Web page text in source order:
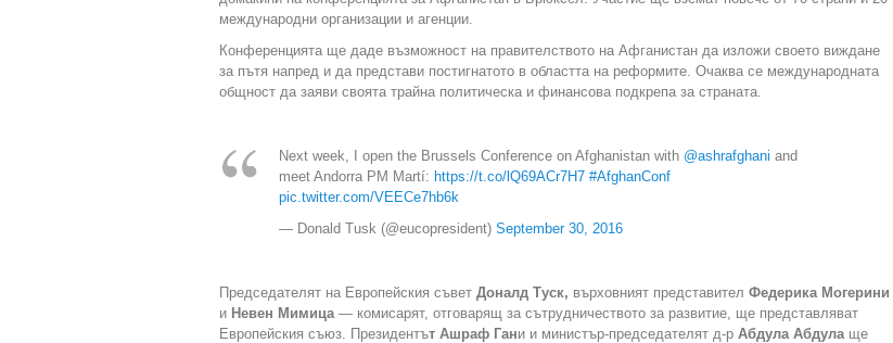
международни организации и агенции.
Конференцията ще даде възможност на правителството на Афганистан да изложи своето виждане
за пътя напред и да представи постигнатото в областта на реформите. Очаква се международната
общност да заяви своята трайна политическа и финансова подкрепа за страната.
Next week, I open the Brussels Conference on Afghanistan with @ashrafghani and
meet Andorra PM Martí: https://t.co/lQ69ACr7H7 #AfghanConf
pic.twitter.com/VEECe7hb6k
— Donald Tusk (@eucopresident) September 30, 2016
Председателят на Европейския съвет Доналд Туск, върховният представител Федерика Могерини
и Невен Мимица — комисарят, отговарящ за сътрудничеството за развитие, ще представляват
Европейския съюз. Президентът Ашраф Гани и министър-председателят д-р Абдула Абдула ще